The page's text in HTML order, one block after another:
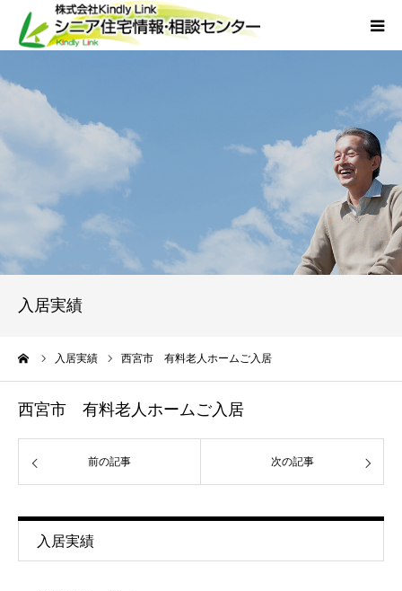
入居実績
入居実績 西宮市 有料老人ホームご入居
西宮市 有料老人ホームご入居
前の記事 次の記事
入居実績
当社について
外国人人材採用
お問い合わせ